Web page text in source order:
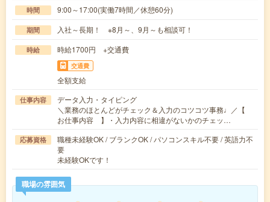
時間 9:00～17:00(実働7時間／休憩60分)
期間 入社～長期！ ※8月～、9月～も相談可！
時給 時給1700円 +交通費
交通費
全額支給
仕事内容
データ入力・タイピング
＼業務のほとんどがチェック＆入力のコツコツ事務♩／【
お仕事内容 】・入力内容に相違がないかのチェッ…
応募資格
職種未経験OK / ブランクOK / パソコンスキル不要 / 英語力不
要
未経験OKです！
職場の雰囲気